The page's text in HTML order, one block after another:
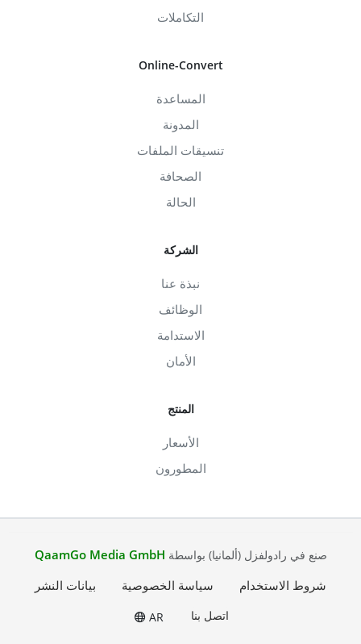
التكاملات
Online-Convert
المساعدة
المدونة
تنسيقات الملفات
الصحافة
الحالة
الشركة
نبذة عنا
الوظائف
الاستدامة
الأمان
المنتج
الأسعار
المطورون
صنع في رادولفزل (ألمانيا) بواسطة QaamGo Media GmbH
شروط الاستخدام
سياسة الخصوصية بيانات النشر
اتصل بنا AR